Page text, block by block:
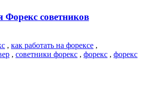
Форекс советников
, как работать на форексе ,
, советники форекс , форекс , форекс